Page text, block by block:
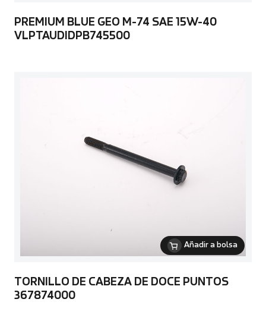
PREMIUM BLUE GEO M-74 SAE 15W-40
VLPTAUDIDPB745500
Añadir a bolsa
TORNILLO DE CABEZA DE DOCE PUNTOS
367874000